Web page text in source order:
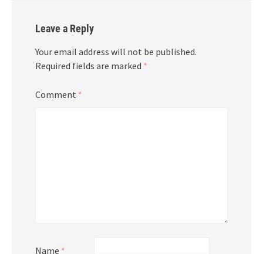
Leave a Reply
Your email address will not be published.
Required fields are marked *
Comment *
Name *